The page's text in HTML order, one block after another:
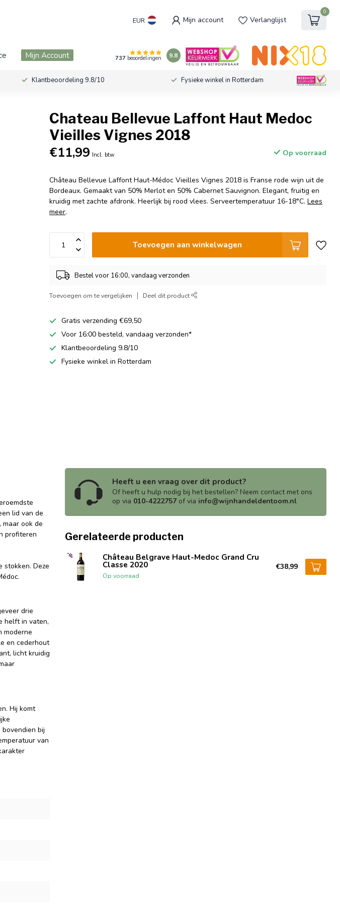
EUR Mijn account Verlanglijst
0
Mijn Account 737 beoordelingen 9.8
Klantbeoordeling 9.8/10 Fysieke winkel in Rotterdam
Chateau Bellevue Laffont Haut Medoc
Vieilles Vignes 2018
€11,99 Incl. btw Op voorraad
Château Bellevue Laffont Haut-Médoc Vieilles Vignes 2018 is Franse rode wijn uit de
Bordeaux. Gemaakt van 50% Merlot en 50% Cabernet Sauvignon. Elegant, fruitig en
kruidig met zachte afdronk. Heerlijk bij rood vlees. Serveertemperatuur 16-18°C.Lees
meer.
Toevoegen aan winkelwagen
Bestel voor 16:00, vandaag verzonden
Toevoegen om te vergelijken Deel dit product
Gratis verzending €69,50
Voor 16:00 besteld, vandaag verzonden*
Klantbeoordeling 9.8/10
Fysieke winkel in Rotterdam
lid van de
ook de
profiteren
stokken. Deze
drie
helft in vaten,
moderne
en cederhout
licht kruidig
Hij komt
bij
van
Heeft u een vraag over dit product?
Of heeft u hulp nodig bij het bestellen? Neem contact met ons
op via 010-4222757 of via info@wijnhandeldentoom.nl
Gerelateerde producten
Château Belgrave Haut-Medoc Grand Cru
Classe 2020
Op voorraad
€38,99